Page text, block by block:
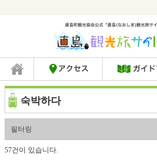
숙박하다
필터링
57건이 있습니다.